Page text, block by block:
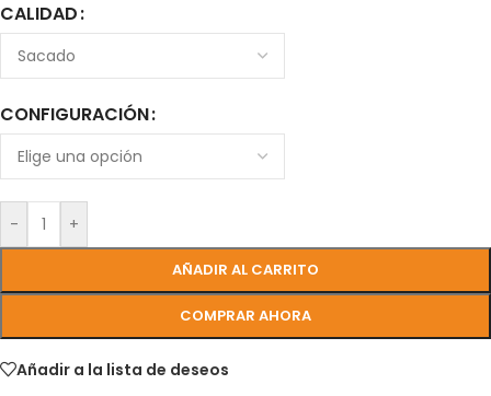
CALIDAD
CONFIGURACIÓN
- +
AÑADIR AL CARRITO
COMPRAR AHORA
Añadir a la lista de deseos